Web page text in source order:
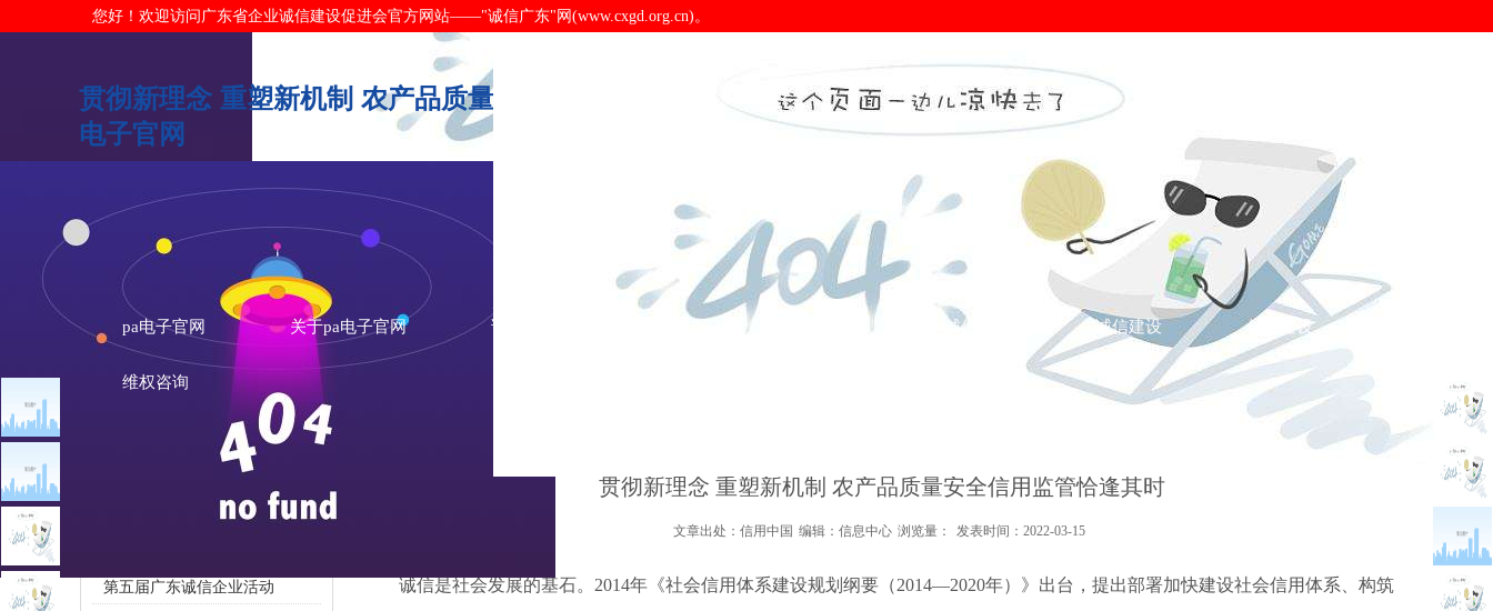
您好！欢迎访问广东省企业诚信建设促进会官方网站——"诚信广东"网(www.cxgd.org.cn)。
贯彻新理念 重塑新机制 农产品质量安全信用监管恰逢其时-pa
电子官网
pa电子官网 关于pa电子官网 诚信广东 诚信认证 诚信建设 信用建设
维权咨询
广州市发展改革委关于做
重大突发公共卫生事件一
2020广东省守合同重信用企
第五届广东诚信企业活动
您的位置： >诚信新闻 诚信新闻
贯彻新理念 重塑新机制 农产品质量安全信用监管恰逢其时
文章出处：信用中国 编辑：信息中心 浏览量： 发表时间：2022-03-15
诚信是社会发展的基石。2014年《社会信用体系建设规划纲要（2014—2020年）》出台，提出部署加快建设社会信用体系、构筑